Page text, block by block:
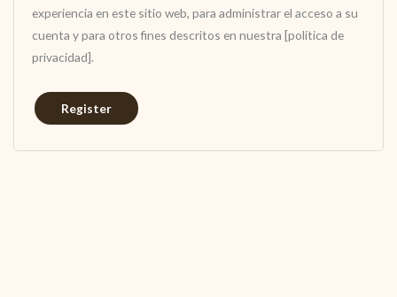
experiencia en este sitio web, para administrar el acceso a su
cuenta y para otros fines descritos en nuestra [política de
privacidad].
Register